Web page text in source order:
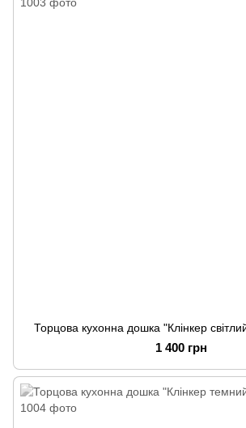
Торцова кухонна дошка "Клінкер
1 400 грн